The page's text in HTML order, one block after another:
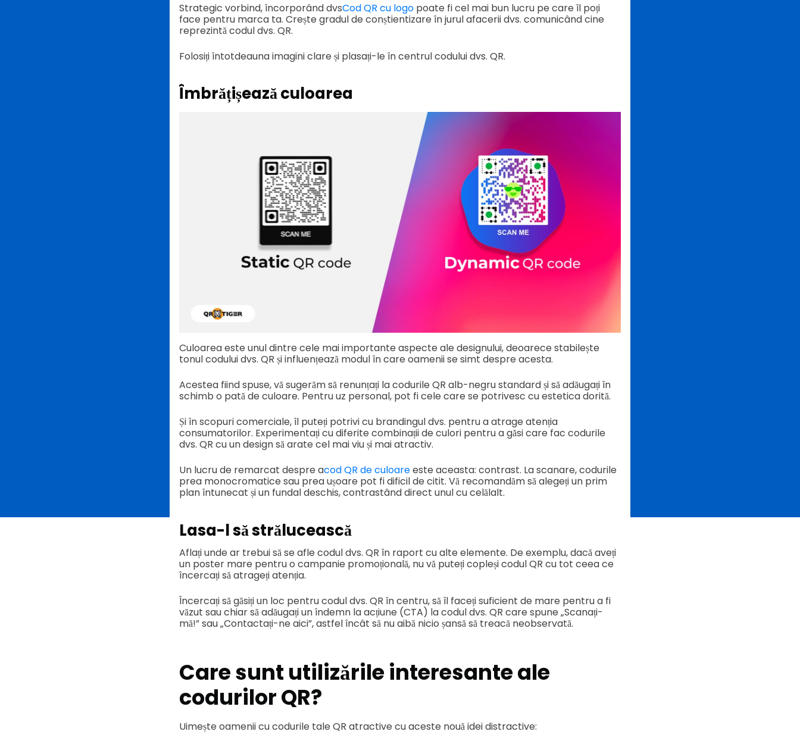
Strategic vorbind, încorporând dvsCod QR cu logopoate fi cel mai bun lucru pe care îl poți
face pentru marca ta. Crește gradul de conștientizare în jurul afacerii dvs. comunicând cine
reprezintă codul dvs. QR.
Folosiți întotdeauna imagini clare și plasați-le în centrul codului dvs. QR.
Îmbrățișează culoarea
Culoarea este unul dintre cele mai importante aspecte ale designului, deoarece stabilește
tonul codului dvs. QR și influențează modul în care oamenii se simt despre acesta.
Acestea fiind spuse, vă sugerăm să renunțați la codurile QR alb-negru standard și să adăugați în
schimb o pată de culoare. Pentru uz personal, pot fi cele care se potrivesc cu estetica dorită.
Și în scopuri comerciale, îl puteți potrivi cu brandingul dvs. pentru a atrage atenția
consumatorilor. Experimentați cu diferite combinații de culori pentru a găsi care fac codurile
dvs. QR cu un design să arate cel mai viu și mai atractiv.
Un lucru de remarcat despre acod QR de culoareeste aceasta: contrast. La scanare, codurile
prea monocromatice sau prea ușoare pot fi dificil de citit. Vă recomandăm să alegeți un prim
plan întunecat și un fundal deschis, contrastând direct unul cu celălalt.
Lasa-l să strălucească
Aflați unde ar trebui să se afle codul dvs. QR în raport cu alte elemente. De exemplu, dacă aveți
un poster mare pentru o campanie promoțională, nu vă puteți copleși codul QR cu tot ceea ce
încercați să atrageți atenția.
Încercați să găsiți un loc pentru codul dvs. QR în centru, să îl faceți suficient de mare pentru a fi
văzut sau chiar să adăugați un îndemn la acțiune (CTA) la codul dvs. QR care spune „Scanați-
mă!” sau „Contactați-ne aici”, astfel încât să nu aibă nicio șansă să treacă neobservată.
Care sunt utilizările interesante ale
codurilor QR?
Uimește oamenii cu codurile tale QR atractive cu aceste nouă idei distractive: